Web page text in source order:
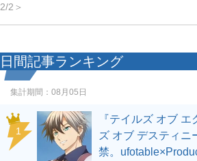
2/2＞
日間記事ランキング
集計期間： 08月05日
1
『テイルズ オブ
ズ オブ デスティニ
禁。